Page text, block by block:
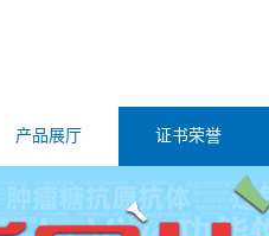
产品展厅 证书荣誉